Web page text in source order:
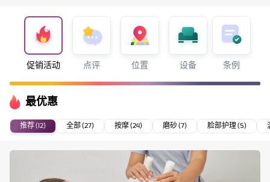
促销活动 点评 位置 设备 条例
最优惠
推荐 (12) 全部 (27) 按摩 (24) 磨砂 (7) 脸部护理 (5)